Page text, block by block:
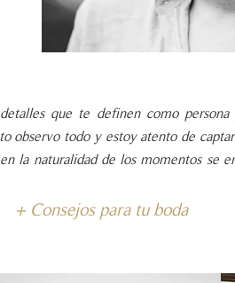
que te definen como
observo todo y estoy atento de
la naturalidad de los momentos se
+ Consejos para tu boda